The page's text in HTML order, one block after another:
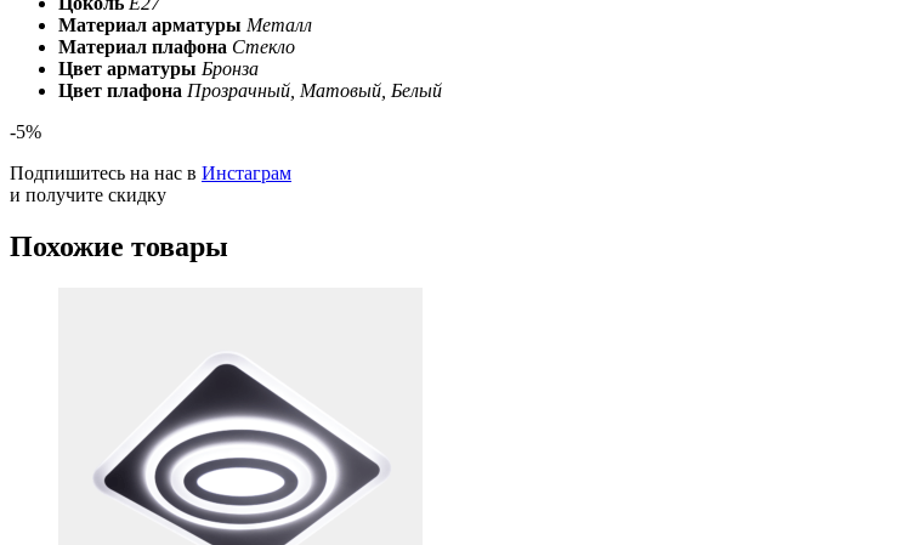
Материал арматуры Металл
Материал плафона Стекло
Цвет арматуры Бронза
Цвет плафона Прозрачный, Матовый, Белый
-5%
Подпишитесь на нас в Инстаграм
и получите скидку
Похожие товары